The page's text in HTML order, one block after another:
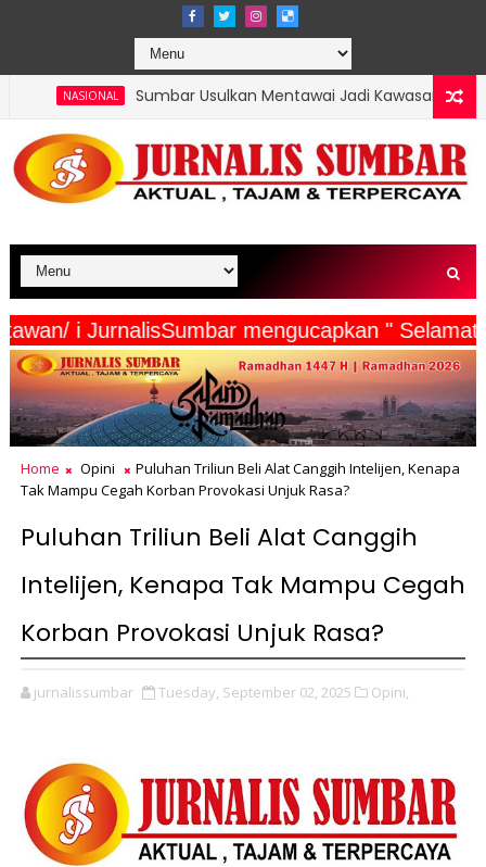
Sumbar Usulkan Mentawai Jadi Kawasan Tambak
i JurnalisSumbar mengucapkan "
Home Opini
Puluhan Triliun Beli Alat Canggih Intelijen, Kenapa
Tak Mampu Cegah Korban Provokasi Unjuk Rasa?
Puluhan Triliun Beli Alat Canggih
Intelijen, Kenapa Tak Mampu Cegah
Korban Provokasi Unjuk Rasa?
jurnalissumbar Tuesday, September 02, 2025 Opini,